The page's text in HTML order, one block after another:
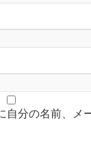
分の名前、メ